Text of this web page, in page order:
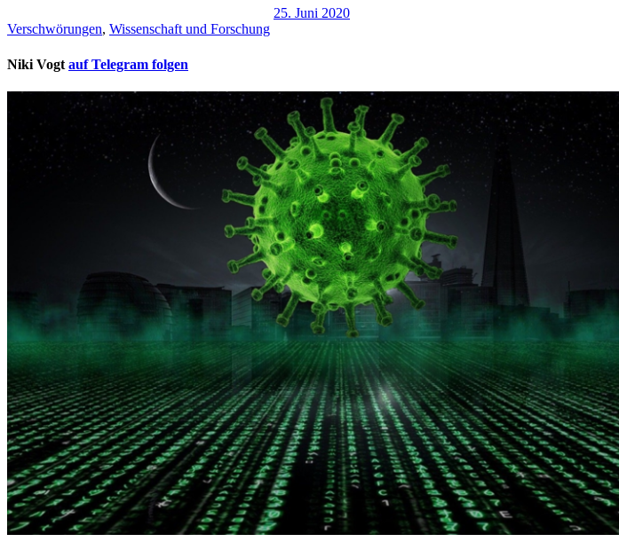
25. Juni 2020
Verschwörungen, Wissenschaft und Forschung
Niki Vogt auf Telegram folgen